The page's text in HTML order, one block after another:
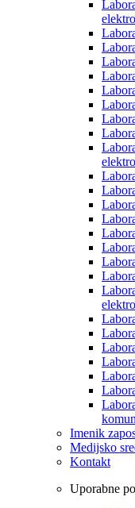
Imenik
Medijsko
Kontakt
Uporabne